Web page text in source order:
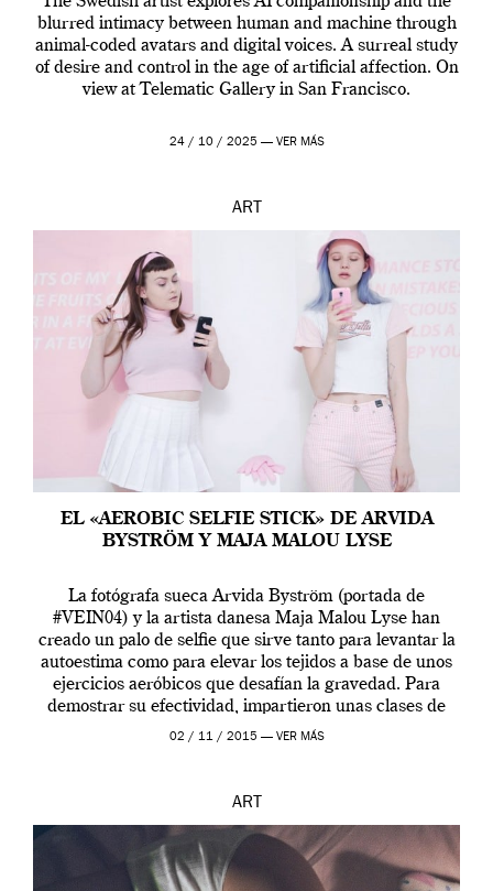
blurred intimacy between human and machine through
animal-coded avatars and digital voices. A surreal study
of desire and control in the age of artificial affection. On
view at Telematic Gallery in San Francisco.
24 / 10 / 2025 — VER MÁS
ART
EL «AEROBIC SELFIE STICK» DE ARVIDA
BYSTRÖM Y MAJA MALOU LYSE
La fotógrafa sueca Arvida Byström (portada de
#VEIN04) y la artista danesa Maja Malou Lyse han
creado un palo de selfie que sirve tanto para levantar la
autoestima como para elevar los tejidos a base de unos
ejercicios aeróbicos que desafían la gravedad. Para
demostrar su efectividad, impartieron unas clases de
prueba en el Tate […]
02 / 11 / 2015 — VER MÁS
ART